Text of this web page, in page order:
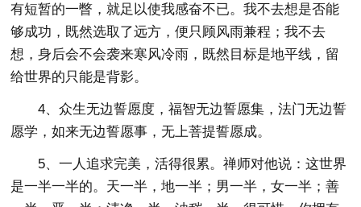
有短暂的一瞥，就足以使我感奋不已。我不去想是否能
够成功，既然选取了远方，便只顾风雨兼程；我不去
想，身后会不会袭来寒风冷雨，既然目标是地平线，留
给世界的只能是背影。
4、众生无边誓愿度，福智无边誓愿集，法门无边誓
愿学，如来无边誓愿事，无上菩提誓愿成。
5、一人追求完美，活得很累。禅师对他说：这世界
是一半一半的。天一半，地一半；男一半，女一半；善